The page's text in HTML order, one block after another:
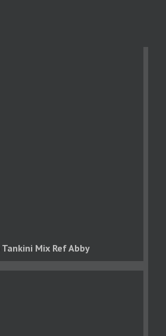
Mix Ref Abby